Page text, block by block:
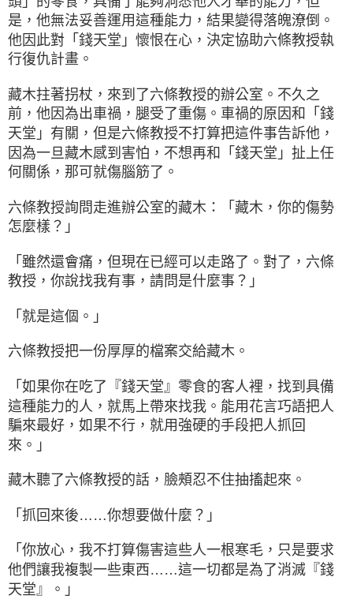
是，他無法妥善運用這種能力，結果變得落魄潦倒。
他因此對「錢天堂」懷恨在心，決定協助六條教授執
行復仇計畫。
藏木拄著拐杖，來到了六條教授的辦公室。不久之
前，他因為出車禍，腿受了重傷。車禍的原因和「錢
天堂」有關，但是六條教授不打算把這件事告訴他，
因為一旦藏木感到害怕，不想再和「錢天堂」扯上任
何關係，那可就傷腦筋了。
六條教授詢問走進辦公室的藏木：「藏木，你的傷勢
怎麼樣？」
「雖然還會痛，但現在已經可以走路了。對了，六條
教授，你說找我有事，請問是什麼事？」
「就是這個。」
六條教授把一份厚厚的檔案交給藏木。
「如果你在吃了『錢天堂』零食的客人裡，找到具備
這種能力的人，就馬上帶來找我。能用花言巧語把人
騙來最好，如果不行，就用強硬的手段把人抓回
來。」
藏木聽了六條教授的話，臉頰忍不住抽搐起來。
「抓回來後……你想要做什麼？」
「你放心，我不打算傷害這些人一根寒毛，只是要求
他們讓我複製一些東西……這一切都是為了消滅『錢
天堂』。」